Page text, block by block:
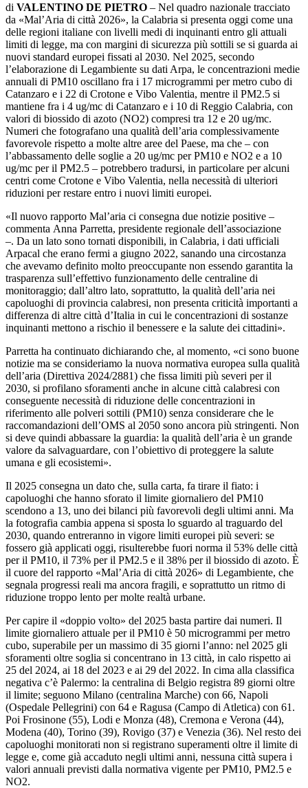
di VALENTINO DE PIETRO – Nel quadro nazionale tracciato
da «Mal’Aria di città 2026», la Calabria si presenta oggi come una
delle regioni italiane con livelli medi di inquinanti entro gli attuali
limiti di legge, ma con margini di sicurezza più sottili se si guarda ai
nuovi standard europei fissati al 2030. Nel 2025, secondo
l’elaborazione di Legambiente su dati Arpa, le concentrazioni medie
annuali di PM10 oscillano fra i 17 microgrammi per metro cubo di
Catanzaro e i 22 di Crotone e Vibo Valentia, mentre il PM2.5 si
mantiene fra i 4 ug/mc di Catanzaro e i 10 di Reggio Calabria, con
valori di biossido di azoto (NO2) compresi tra 12 e 20 ug/mc.
Numeri che fotografano una qualità dell’aria complessivamente
favorevole rispetto a molte altre aree del Paese, ma che – con
l’abbassamento delle soglie a 20 ug/mc per PM10 e NO2 e a 10
ug/mc per il PM2.5 – potrebbero tradursi, in particolare per alcuni
centri come Crotone e Vibo Valentia, nella necessità di ulteriori
riduzioni per restare entro i nuovi limiti europei.​
«Il nuovo rapporto Mal’aria ci consegna due notizie positive –
commenta Anna Parretta, presidente regionale dell’associazione
–. Da un lato sono tornati disponibili, in Calabria, i dati ufficiali
Arpacal che erano fermi a giugno 2022, sanando una circostanza
che avevamo definito molto preoccupante non essendo garantita la
trasparenza sull’effettivo funzionamento delle centraline di
monitoraggio; dall’altro lato, soprattutto, la qualità dell’aria nei
capoluoghi di provincia calabresi, non presenta criticità importanti a
differenza di altre città d’Italia in cui le concentrazioni di sostanze
inquinanti mettono a rischio il benessere e la salute dei cittadini».
Parretta ha continuato dichiarando che, al momento, «ci sono buone
notizie ma se consideriamo la nuova normativa europea sulla qualità
dell’aria (Direttiva 2024/2881) che fissa limiti più severi per il
2030, si profilano sforamenti anche in alcune città calabresi con
conseguente necessità di riduzione delle concentrazioni in
riferimento alle polveri sottili (PM10) senza considerare che le
raccomandazioni dell’OMS al 2050 sono ancora più stringenti. Non
si deve quindi abbassare la guardia: la qualità dell’aria è un grande
valore da salvaguardare, con l’obiettivo di proteggere la salute
umana e gli ecosistemi».
Il 2025 consegna un dato che, sulla carta, fa tirare il fiato: i
capoluoghi che hanno sforato il limite giornaliero del PM10
scendono a 13, uno dei bilanci più favorevoli degli ultimi anni. Ma
la fotografia cambia appena si sposta lo sguardo al traguardo del
2030, quando entreranno in vigore limiti europei più severi: se
fossero già applicati oggi, risulterebbe fuori norma il 53% delle città
per il PM10, il 73% per il PM2.5 e il 38% per il biossido di azoto. È
il cuore del rapporto «Mal’Aria di città 2026» di Legambiente, che
segnala progressi reali ma ancora fragili, e soprattutto un ritmo di
riduzione troppo lento per molte realtà urbane.​
Per capire il «doppio volto» del 2025 basta partire dai numeri. Il
limite giornaliero attuale per il PM10 è 50 microgrammi per metro
cubo, superabile per un massimo di 35 giorni l’anno: nel 2025 gli
sforamenti oltre soglia si concentrano in 13 città, in calo rispetto ai
25 del 2024, ai 18 del 2023 e ai 29 del 2022. In cima alla classifica
negativa c’è Palermo: la centralina di Belgio registra 89 giorni oltre
il limite; seguono Milano (centralina Marche) con 66, Napoli
(Ospedale Pellegrini) con 64 e Ragusa (Campo di Atletica) con 61.
Poi Frosinone (55), Lodi e Monza (48), Cremona e Verona (44),
Modena (40), Torino (39), Rovigo (37) e Venezia (36). Nel resto dei
capoluoghi monitorati non si registrano superamenti oltre il limite di
legge e, come già accaduto negli ultimi anni, nessuna città supera i
valori annuali previsti dalla normativa vigente per PM10, PM2.5 e
NO2.​